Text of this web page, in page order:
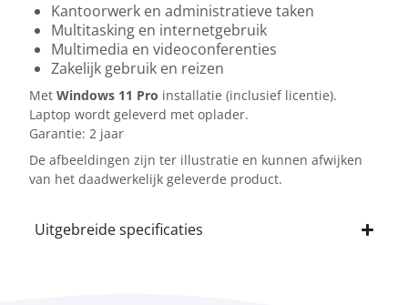
Kantoorwerk en administratieve taken
Multitasking en internetgebruik
Multimedia en videoconferenties
Zakelijk gebruik en reizen
Met Windows 11 Pro installatie (inclusief licentie).
Laptop wordt geleverd met oplader.
Garantie: 2 jaar
De afbeeldingen zijn ter illustratie en kunnen afwijken
van het daadwerkelijk geleverde product.
Uitgebreide specificaties